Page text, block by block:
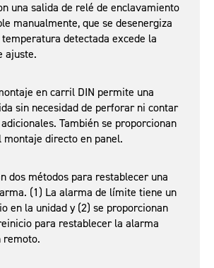
una salida de relé de enclavamiento
manualmente, que se desenergiza
detectada excede la
ajuste.
en carril DIN permite una
sin necesidad de perforar ni contar
También se proporcionan
montaje directo en panel.
dos métodos para restablecer una
(1) La alarma de límite tiene un
en la unidad y (2) se proporcionan
para restablecer la alarma
remoto.